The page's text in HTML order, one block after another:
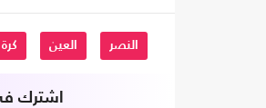
النصر العين
اشترك